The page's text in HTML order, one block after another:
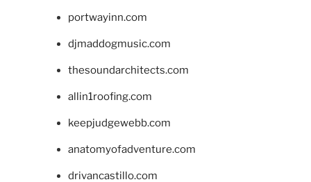
portwayinn.com
djmaddogmusic.com
thesoundarchitects.com
allin1roofing.com
keepjudgewebb.com
anatomyofadventure.com
drivancastillo.com